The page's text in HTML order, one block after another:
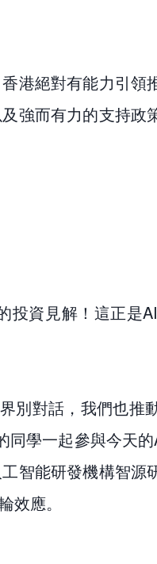
港絕對有能力引
強而有力的支持
投資見解！這正
別對話，我們也推
學一起參與今天
智能研發機構智
應。